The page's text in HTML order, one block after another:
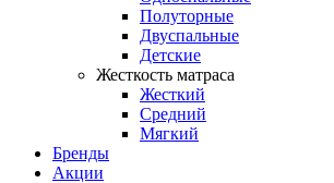
Полуторные
Двуспальные
Детские
Жесткость матраса
Жесткий
Средний
Мягкий
Бренды
Акции